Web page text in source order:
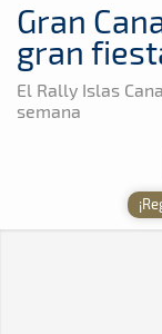
Gran
gran
El Rally Islas
semana